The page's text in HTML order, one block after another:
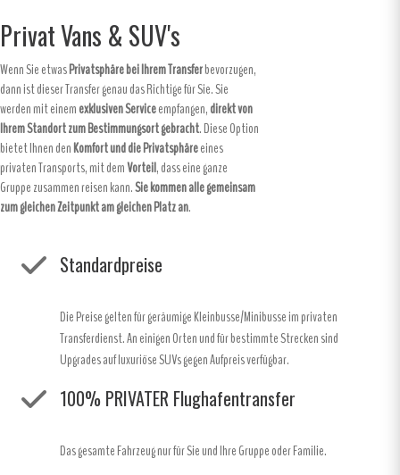
Privat Vans & SUV's
Wenn Sie etwasPrivatsphäre bei Ihrem Transferbevorzugen,
dann ist dieser Transfer genau das Richtige für Sie. Sie
werden mit einemexklusiven Serviceempfangen,direkt von
Ihrem Standort zum Bestimmungsort gebracht. Diese Option
bietet Ihnen denKomfort und die Privatsphäreeines
privaten Transports, mit demVorteil, dass eine ganze
Gruppe zusammen reisen kann.Sie kommen alle gemeinsam
zum gleichen Zeitpunkt am gleichen Platz an.
Standardpreise
Die Preise gelten für geräumige Kleinbusse/Minibusse im privaten
Transferdienst. An einigen Orten und für bestimmte Strecken sind
Upgrades auf luxuriöse SUVs gegen Aufpreis verfügbar.
100% PRIVATER Flughafentransfer
Das gesamte Fahrzeug nur für Sie und Ihre Gruppe oder Familie.